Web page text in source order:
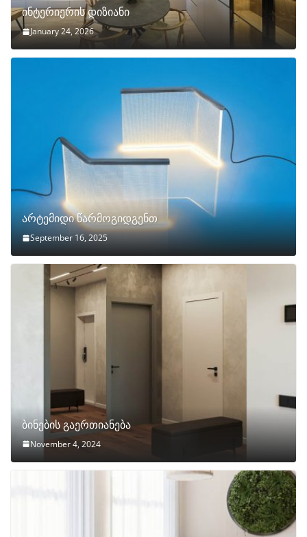
ინტერიერის დიზიანი
January 24, 2026
არტემიდი წარმოგიდგენთ
September 16, 2025
ბინების გაერთიანება
November 4, 2024